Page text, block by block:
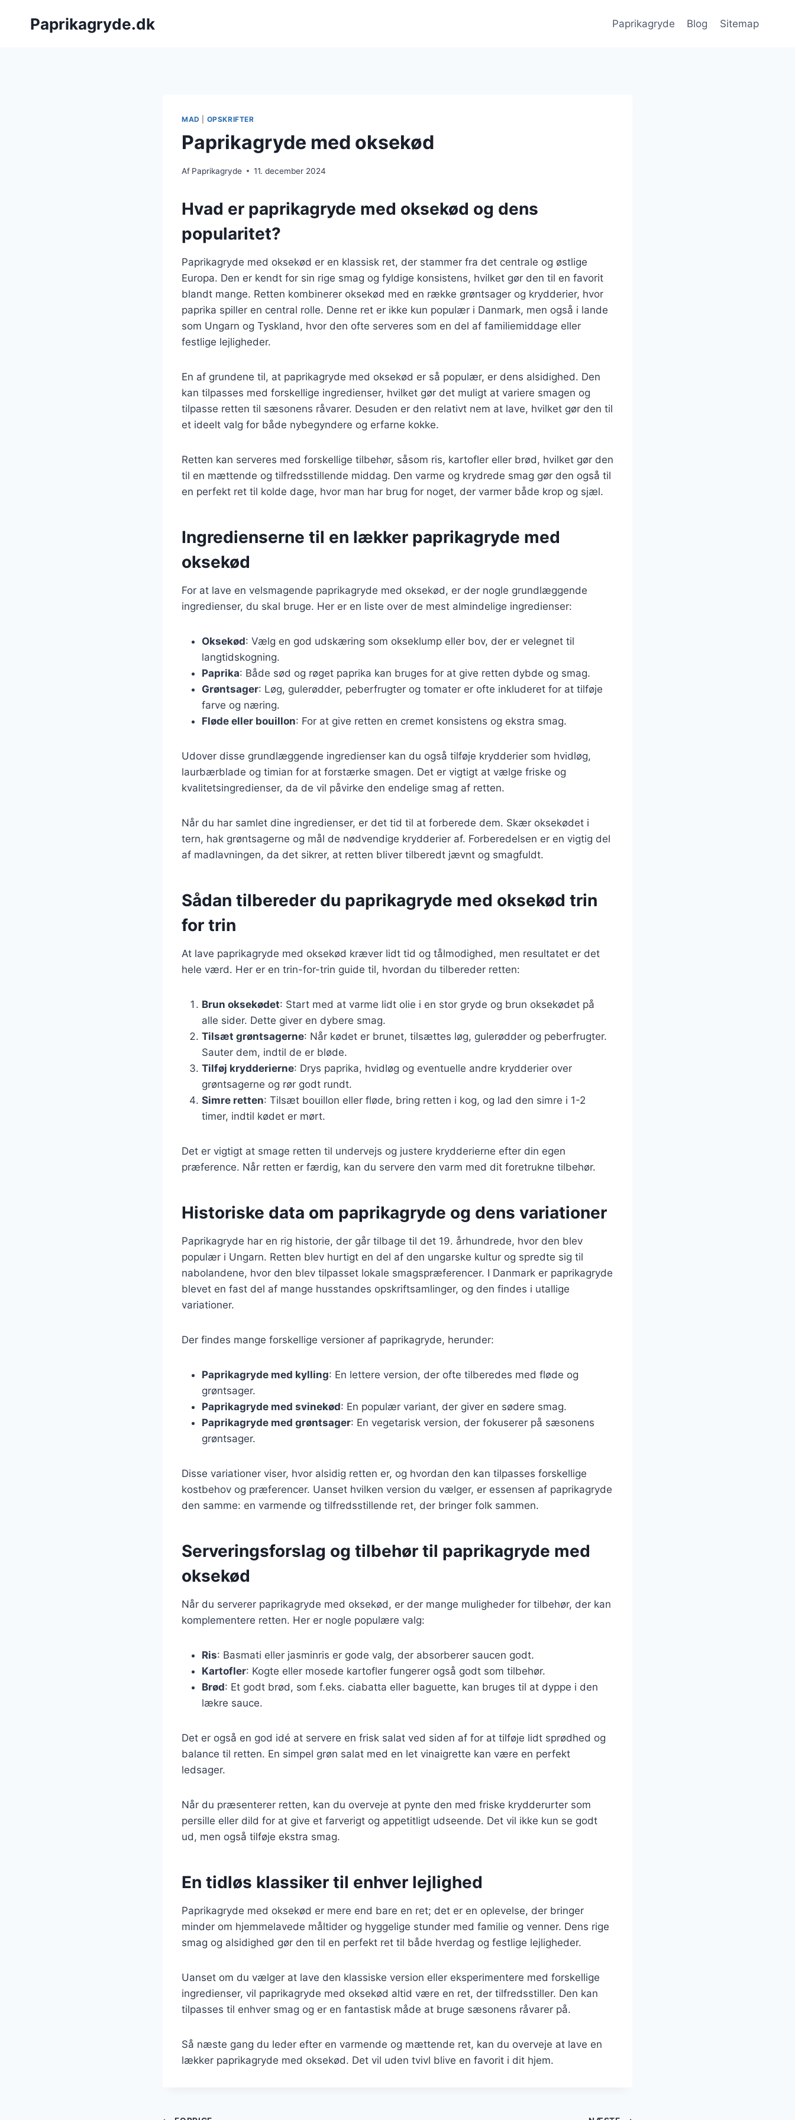
Paprikagryde.dk Paprikagryde Blog Sitemap
MAD OPSKRIFTER
Paprikagryde med oksekød
Af Paprikagryde 11. december 2024
Hvad er paprikagryde med oksekød og dens
popularitet?
Paprikagryde med oksekød er en klassisk ret, der stammer fra det centrale og østlige
Europa. Den er kendt for sin rige smag og fyldige konsistens, hvilket gør den til en favorit
blandt mange. Retten kombinerer oksekød med en række grøntsager og krydderier, hvor
paprika spiller en central rolle. Denne ret er ikke kun populær i Danmark, men også i lande
som Ungarn og Tyskland, hvor den ofte serveres som en del af familiemiddage eller
festlige lejligheder.
En af grundene til, at paprikagryde med oksekød er så populær, er dens alsidighed. Den
kan tilpasses med forskellige ingredienser, hvilket gør det muligt at variere smagen og
tilpasse retten til sæsonens råvarer. Desuden er den relativt nem at lave, hvilket gør den til
et ideelt valg for både nybegyndere og erfarne kokke.
Retten kan serveres med forskellige tilbehør, såsom ris, kartofler eller brød, hvilket gør den
til en mættende og tilfredsstillende middag. Den varme og krydrede smag gør den også til
en perfekt ret til kolde dage, hvor man har brug for noget, der varmer både krop og sjæl.
Ingredienserne til en lækker paprikagryde med
oksekød
For at lave en velsmagende paprikagryde med oksekød, er der nogle grundlæggende
ingredienser, du skal bruge. Her er en liste over de mest almindelige ingredienser:
Oksekød: Vælg en god udskæring som okseklump eller bov, der er velegnet til
langtidskogning.
Paprika: Både sød og røget paprika kan bruges for at give retten dybde og smag.
Grøntsager: Løg, gulerødder, peberfrugter og tomater er ofte inkluderet for at tilføje
farve og næring.
Fløde eller bouillon: For at give retten en cremet konsistens og ekstra smag.
Udover disse grundlæggende ingredienser kan du også tilføje krydderier som hvidløg,
laurbærblade og timian for at forstærke smagen. Det er vigtigt at vælge friske og
kvalitetsingredienser, da de vil påvirke den endelige smag af retten.
Når du har samlet dine ingredienser, er det tid til at forberede dem. Skær oksekødet i
tern, hak grøntsagerne og mål de nødvendige krydderier af. Forberedelsen er en vigtig del
af madlavningen, da det sikrer, at retten bliver tilberedt jævnt og smagfuldt.
Sådan tilbereder du paprikagryde med oksekød trin
for trin
At lave paprikagryde med oksekød kræver lidt tid og tålmodighed, men resultatet er det
hele værd. Her er en trin-for-trin guide til, hvordan du tilbereder retten:
Brun oksekødet: Start med at varme lidt olie i en stor gryde og brun oksekødet på
alle sider. Dette giver en dybere smag.
Tilsæt grøntsagerne: Når kødet er brunet, tilsættes løg, gulerødder og peberfrugter.
Sauter dem, indtil de er bløde.
Tilføj krydderierne: Drys paprika, hvidløg og eventuelle andre krydderier over
grøntsagerne og rør godt rundt.
Simre retten: Tilsæt bouillon eller fløde, bring retten i kog, og lad den simre i 1-2
timer, indtil kødet er mørt.
Det er vigtigt at smage retten til undervejs og justere krydderierne efter din egen
præference. Når retten er færdig, kan du servere den varm med dit foretrukne tilbehør.
Historiske data om paprikagryde og dens variationer
Paprikagryde har en rig historie, der går tilbage til det 19. århundrede, hvor den blev
populær i Ungarn. Retten blev hurtigt en del af den ungarske kultur og spredte sig til
nabolandene, hvor den blev tilpasset lokale smagspræferencer. I Danmark er paprikagryde
blevet en fast del af mange husstandes opskriftsamlinger, og den findes i utallige
variationer.
Der findes mange forskellige versioner af paprikagryde, herunder:
Paprikagryde med kylling: En lettere version, der ofte tilberedes med fløde og
grøntsager.
Paprikagryde med svinekød: En populær variant, der giver en sødere smag.
Paprikagryde med grøntsager: En vegetarisk version, der fokuserer på sæsonens
grøntsager.
Disse variationer viser, hvor alsidig retten er, og hvordan den kan tilpasses forskellige
kostbehov og præferencer. Uanset hvilken version du vælger, er essensen af paprikagryde
den samme: en varmende og tilfredsstillende ret, der bringer folk sammen.
Serveringsforslag og tilbehør til paprikagryde med
oksekød
Når du serverer paprikagryde med oksekød, er der mange muligheder for tilbehør, der kan
komplementere retten. Her er nogle populære valg:
Ris: Basmati eller jasminris er gode valg, der absorberer saucen godt.
Kartofler: Kogte eller mosede kartofler fungerer også godt som tilbehør.
Brød: Et godt brød, som f.eks. ciabatta eller baguette, kan bruges til at dyppe i den
lækre sauce.
Det er også en god idé at servere en frisk salat ved siden af for at tilføje lidt sprødhed og
balance til retten. En simpel grøn salat med en let vinaigrette kan være en perfekt
ledsager.
Når du præsenterer retten, kan du overveje at pynte den med friske krydderurter som
persille eller dild for at give et farverigt og appetitligt udseende. Det vil ikke kun se godt
ud, men også tilføje ekstra smag.
En tidløs klassiker til enhver lejlighed
Paprikagryde med oksekød er mere end bare en ret; det er en oplevelse, der bringer
minder om hjemmelavede måltider og hyggelige stunder med familie og venner. Dens rige
smag og alsidighed gør den til en perfekt ret til både hverdag og festlige lejligheder.
Uanset om du vælger at lave den klassiske version eller eksperimentere med forskellige
ingredienser, vil paprikagryde med oksekød altid være en ret, der tilfredsstiller. Den kan
tilpasses til enhver smag og er en fantastisk måde at bruge sæsonens råvarer på.
Så næste gang du leder efter en varmende og mættende ret, kan du overveje at lave en
lækker paprikagryde med oksekød. Det vil uden tvivl blive en favorit i dit hjem.